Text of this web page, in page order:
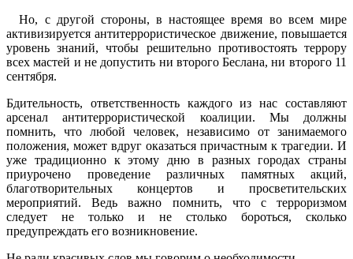
Но, с другой стороны, в настоящее время во всем мире
активизируется антитеррористическое движение, повышается
уровень знаний, чтобы решительно противостоять террору
всех мастей и не допустить ни второго Беслана, ни второго 11
сентября.
Бдительность, ответственность каждого из нас составляют
арсенал антитеррористической коалиции. Мы должны
помнить, что любой человек, независимо от занимаемого
положения, может вдруг оказаться причастным к трагедии. И
уже традиционно к этому дню в разных городах страны
приурочено проведение различных памятных акций,
благотворительных концертов и просветительских
мероприятий. Ведь важно помнить, что с терроризмом
следует не только и не столько бороться, сколько
предупреждать его возникновение.